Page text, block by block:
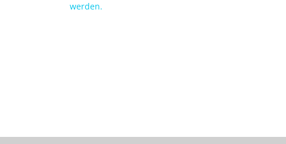
werden.